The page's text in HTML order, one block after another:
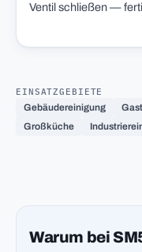
Ventil schließen —
EINSATZGEBIETE
Gebäudereinigung
Großküche
Warum bei